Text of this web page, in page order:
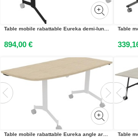
Table mobile rabattable Eureka demi-lune - L.160 x P.80 cm - Plateau Chêne - Pieds Noir
894,00 €
Table mobile rabattable Eureka angle arrondi à gauche - L.150 x P.70 cm - Plateau Chêne - Pieds Blanc